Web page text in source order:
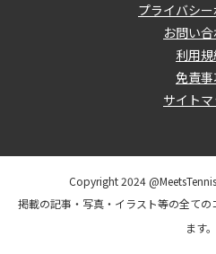
プライバシ
お問い
利用
免責
サイト
Copyright 2024
掲載の記事・写真・イラスト等の全て
ます。